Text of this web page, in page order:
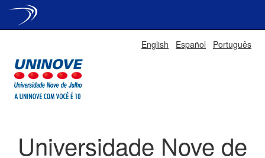
English Español Português
Universidade Nove de